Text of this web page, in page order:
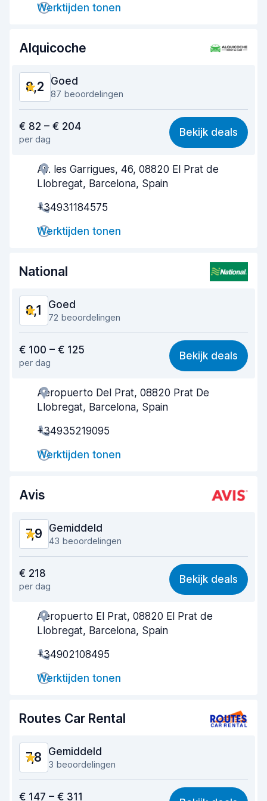
Staat van de auto 8,6
Werktijden tonen
Alquicoche
8,2 Goed
87 beoordelingen
8,4
Makkelijk te vinden 7,8
Behulpzame medewerker
Staat van de auto 8,3
€ 82 – € 204
per dag
Bekijk deals
Av. les Garrigues, 46, 08820 El Prat de
Llobregat, Barcelona, Spain
+34931184575
Werktijden tonen
National
8,1 Goed
72 beoordelingen
7,8
Makkelijk te vinden 8,1
Behulpzame medewerker
Staat van de auto 8,2
€ 100 – € 125
per dag
Bekijk deals
Aeropuerto Del Prat, 08820 Prat De
Llobregat, Barcelona, Spain
+34935219095
Werktijden tonen
Avis
7,9 Gemiddeld
43 beoordelingen
7,8
Makkelijk te vinden 7,3
Behulpzame medewerker
Staat van de auto 8,5
€ 218
per dag
Bekijk deals
Aeropuerto El Prat, 08820 El Prat de
Llobregat, Barcelona, Spain
+34902108495
Werktijden tonen
Routes Car Rental
7,8 Gemiddeld
3 beoordelingen
7,5
€ 147 – € 311